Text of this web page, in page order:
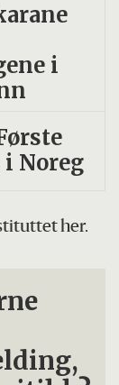
i
Noreg
her.